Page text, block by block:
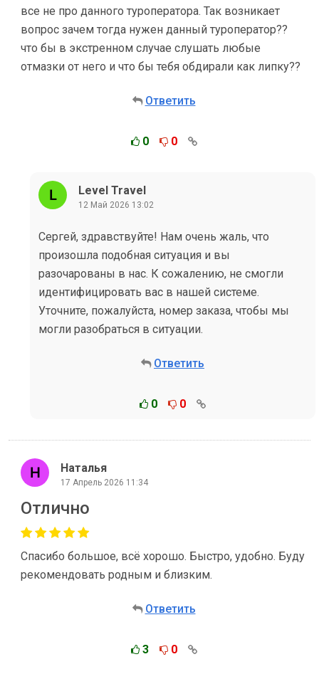
все не про данного туроператора. Так возникает
вопрос зачем тогда нужен данный туроператор??
что бы в экстренном случае слушать любые
отмазки от него и что бы тебя обдирали как липку??
Ответить
0 0
Level Travel
12 Май 2026 13:02
Сергей, здравствуйте! Нам очень жаль, что
произошла подобная ситуация и вы
разочарованы в нас. К сожалению, не смогли
идентифицировать вас в нашей системе.
Уточните, пожалуйста, номер заказа, чтобы мы
могли разобраться в ситуации.
Ответить
0 0
Наталья
17 Апрель 2026 11:34
Отлично
Спасибо большое, всё хорошо. Быстро, удобно. Буду
рекомендовать родным и близким.
Ответить
3 0